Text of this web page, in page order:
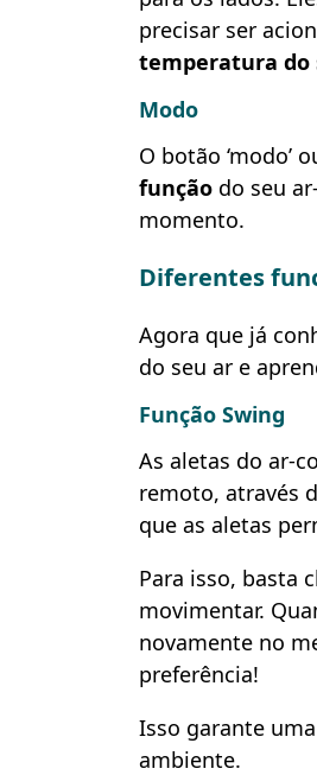
precisar ser
temperatura do
Modo
O botão ‘modo’
função do seu
momento.
Diferentes
Agora que já
do seu ar e
Função Swing
As aletas do ar-
remoto, através
que as aletas
Para isso, basta
movimentar.
novamente no
preferência!
Isso garante
ambiente.